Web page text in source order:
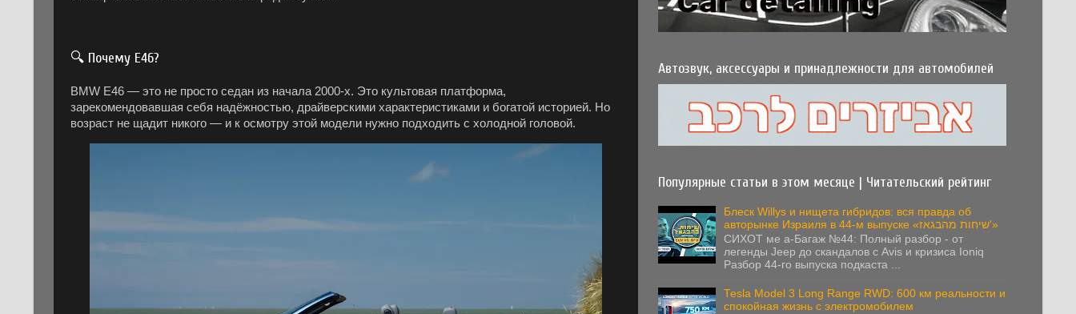
🔍 Почему E46?
BMW E46 — это не просто седан из начала 2000-х. Это культовая платформа,
зарекомендовавшая себя надёжностью, драйверскими характеристиками и богатой историей. Но
возраст не щадит никого — и к осмотру этой модели нужно подходить с холодной головой.
Автозвук, аксессуары и принадлежности для автомобилей
Популярные статьи в этом месяце | Читательский рейтинг
Блеск Willys и нищета гибридов: вся правда об
авторынке Израиля в 44-м выпуске «שיחות מהבגאז'»
СИХОТ ме а-Багаж №44: Полный разбор - от
легенды Jeep до скандалов с Avis и кризиса Ioniq
Разбор 44-го выпуска подкаста ...
Tesla Model 3 Long Range RWD: 600 км реальности и
спокойная жизнь с электромобилем